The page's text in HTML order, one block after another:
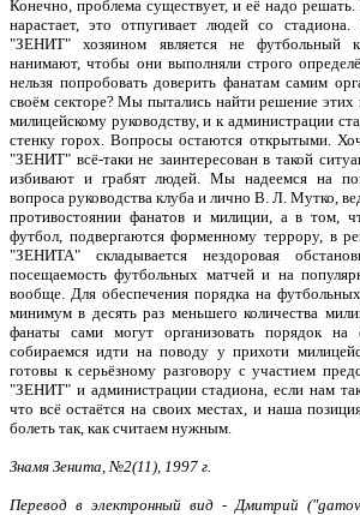
Конечно, проблема существует, и её надо
нарастает, это отпугивает людей со
"ЗЕНИТ" хозяином является не футбольный
нанимают, чтобы они выполняли строго
нельзя попробовать доверить фанатам самим
своём секторе? Мы пытались найти решение этих
милицейскому руководству, и к администрации
стенку горох. Вопросы остаются открытыми.
"ЗЕНИТ" всё-таки не заинтересован в такой
избивают и грабят людей. Мы надеемся на
вопроса руководства клуба и лично В. Л. Мутко,
противостоянии фанатов и милиции, а в том,
футбол, подвергаются форменному террору, в
"ЗЕНИТА" складывается нездоровая
посещаемость футбольных матчей и на
вообще. Для обеспечения порядка на
минимум в десять раз меньшего количества
фанаты сами могут организовать порядок
собираемся идти на поводу у прихоти
готовы к серьёзному разговору с участием
"ЗЕНИТ" и администрации стадиона, если нам
что всё остаётся на своих местах, и наша
болеть так, как считаем нужным.
Знамя Зенита, №2(11), 1997 г.
Перевод в электронный вид - Дмитрий